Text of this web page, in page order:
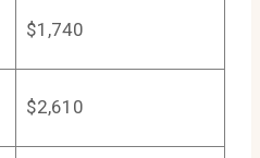
$1,740
$2,610